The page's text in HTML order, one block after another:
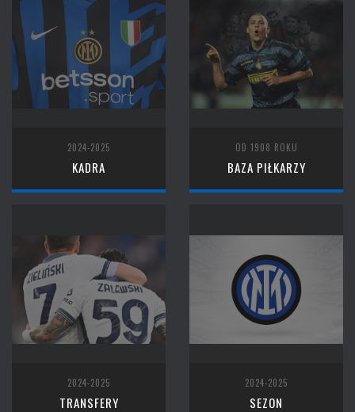
2024-2025
KADRA
OD 1908 ROKU
BAZA PIŁKARZY
2024-2025
TRANSFERY
2024-2025
SEZON